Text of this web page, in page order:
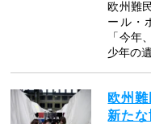
欧州難
ール・
「今年
少年の
欧州
新た